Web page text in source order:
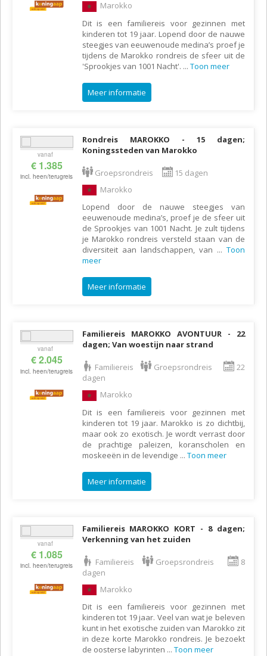
Marokko
Dit is een familiereis voor gezinnen met
kinderen tot 19 jaar. Lopend door de nauwe
steegjes van eeuwenoude medina’s proef je
tijdens de Marokko rondreis de sfeer uit de
'Sprookjes van 1001 Nacht'. ... Toon meer
Meer informatie
vanaf
€ 1.385
incl. heen/terugreis
Rondreis MAROKKO - 15 dagen;
Koningssteden van Marokko
Groepsrondreis
15 dagen
Marokko
Lopend door de nauwe steegjes van
eeuwenoude medina’s, proef je de sfeer uit
de Sprookjes van 1001 Nacht. Je zult tijdens
je Marokko rondreis versteld staan van de
diversiteit aan landschappen, van ... Toon
meer
Meer informatie
vanaf
€ 2.045
incl. heen/terugreis
Familiereis MAROKKO AVONTUUR - 22
dagen; Van woestijn naar strand
Familiereis Groepsrondreis
22
dagen
Marokko
Dit is een familiereis voor gezinnen met
kinderen tot 19 jaar. Marokko is zo dichtbij,
maar ook zo exotisch. Je wordt verrast door
de prachtige paleizen, koranscholen en
moskeeën in de levendige ... Toon meer
Meer informatie
vanaf
€ 1.085
incl. heen/terugreis
Familiereis MAROKKO KORT - 8 dagen;
Verkenning van het zuiden
Familiereis Groepsrondreis
8
dagen
Marokko
Dit is een familiereis voor gezinnen met
kinderen tot 19 jaar. Veel van wat je beleven
kunt in het exotische zuiden van Marokko zit
in deze korte Marokko rondreis. Je bezoekt
de oosterse labyrinten ... Toon meer